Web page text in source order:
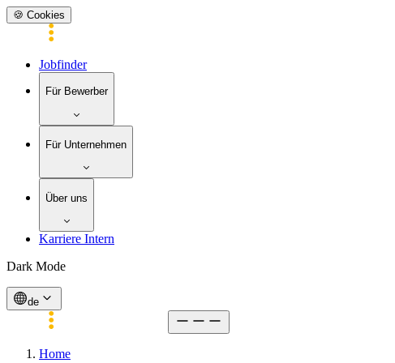
🍪 Cookies
Jobfinder
Für Bewerber
Für Unternehmen
Über uns
Karriere Intern
Dark Mode
de
Home